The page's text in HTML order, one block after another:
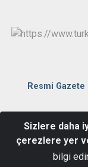
Resmi Gazete
Sizlere daha
çerezlere yer
bilgi